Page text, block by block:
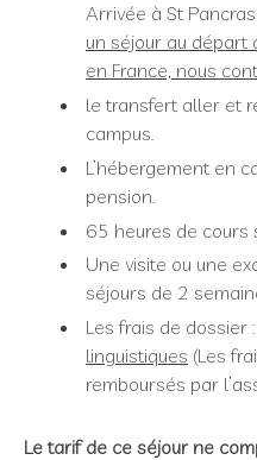
Arrivée à St
un séjour au départ
en France, nous
le transfert aller et
campus.
L’hébergement en
pension.
65 heures de cours
Une visite ou une
séjours de 2
Les frais de dossier
linguistiques (Les
remboursés par
Le tarif de ce séjour ne